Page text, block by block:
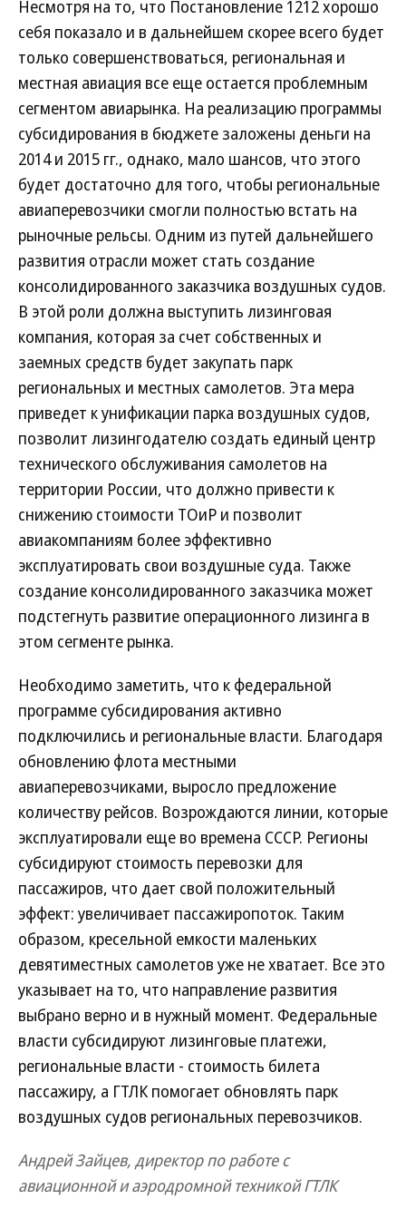
Несмотря на то, что Постановление 1212 хорошо
себя показало и в дальнейшем скорее всего будет
только совершенствоваться, региональная и
местная авиация все еще остается проблемным
сегментом авиарынка. На реализацию программы
субсидирования в бюджете заложены деньги на
2014 и 2015 гг., однако, мало шансов, что этого
будет достаточно для того, чтобы региональные
авиаперевозчики смогли полностью встать на
рыночные рельсы. Одним из путей дальнейшего
развития отрасли может стать создание
консолидированного заказчика воздушных судов.
В этой роли должна выступить лизинговая
компания, которая за счет собственных и
заемных средств будет закупать парк
региональных и местных самолетов. Эта мера
приведет к унификации парка воздушных судов,
позволит лизингодателю создать единый центр
технического обслуживания самолетов на
территории России, что должно привести к
снижению стоимости ТОиР и позволит
авиакомпаниям более эффективно
эксплуатировать свои воздушные суда. Также
создание консолидированного заказчика может
подстегнуть развитие операционного лизинга в
этом сегменте рынка.
Необходимо заметить, что к федеральной
программе субсидирования активно
подключились и региональные власти. Благодаря
обновлению флота местными
авиаперевозчиками, выросло предложение
количеству рейсов. Возрождаются линии, которые
эксплуатировали еще во времена СССР. Регионы
субсидируют стоимость перевозки для
пассажиров, что дает свой положительный
эффект: увеличивает пассажиропоток. Таким
образом, кресельной емкости маленьких
девятиместных самолетов уже не хватает. Все это
указывает на то, что направление развития
выбрано верно и в нужный момент. Федеральные
власти субсидируют лизинговые платежи,
региональные власти - стоимость билета
пассажиру, а ГТЛК помогает обновлять парк
воздушных судов региональных перевозчиков.
Андрей Зайцев, директор по работе с
авиационной и аэродромной техникой ГТЛК